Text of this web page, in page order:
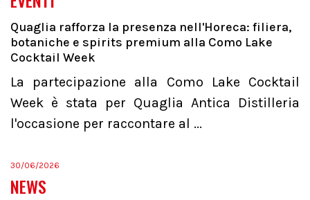
Quaglia rafforza la presenza nell'Horeca: filiera,
botaniche e spirits premium alla Como Lake
Cocktail Week
La partecipazione alla Como Lake Cocktail
Week è stata per Quaglia Antica Distilleria
l'occasione per raccontare al ...
30/06/2026
NEWS